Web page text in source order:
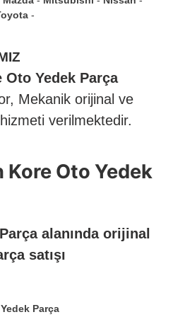
Yedek Parça
Mekanik orijinal ve
verilmektedir.
Oto Yedek
alanında orijinal
satışı